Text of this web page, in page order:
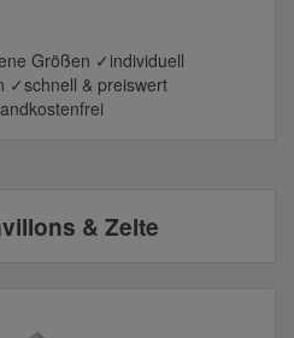
Größen ✓individuell
✓schnell & preiswert
& Zelte